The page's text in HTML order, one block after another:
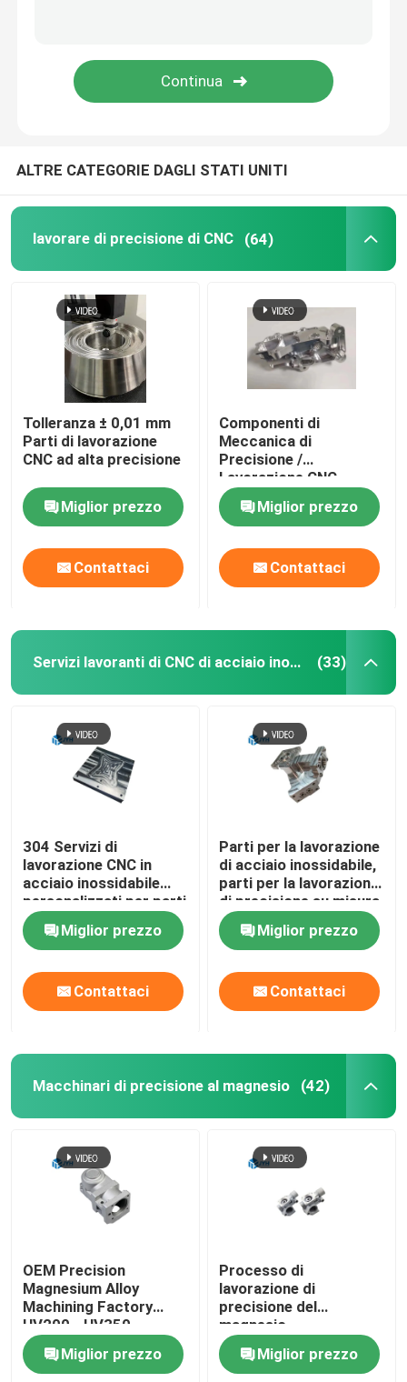
servizio di plastica dello stampaggio ad iniezione
Fusione a vuoto prototipazione rapida
Servizi di stampa 3D personalizzati
Fabbricazione di muffe su misura
Servizi di estrazione di alluminio
Servizi di Wire EDM
Servizi di trattamento superficiale
ALTRE CATEGORIE DAGLI STATI UNITI
lavorare di precisione di CNC (64)
Tolleranza ± 0,01 mm
Parti di lavorazione
CNC ad alta precisione
Miglior prezzo
Contattaci
Componenti di
Meccanica di
Precisione /
Lavorazione CNC
Miglior prezzo
Contattaci
Servizi lavoranti di CNC di acciaio inossidabile (33)
304 Servizi di
lavorazione CNC in
acciaio inossidabile
personalizzati per parti
di auto
Miglior prezzo
Contattaci
Parti per la lavorazione
di acciaio inossidabile,
parti per la lavorazione
di precisione su misura
Miglior prezzo
Contattaci
Macchinari di precisione al magnesio (42)
OEM Precision
Magnesium Alloy
Machining Factory
HV200 - HV350
Miglior prezzo
Processo di
lavorazione di
precisione del
magnesio
personalizzato per
prodotti a marciapiede
Miglior prezzo